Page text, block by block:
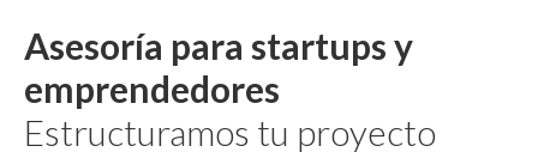
Asesoría para startups y
emprendedores
Estructuramos tu proyecto